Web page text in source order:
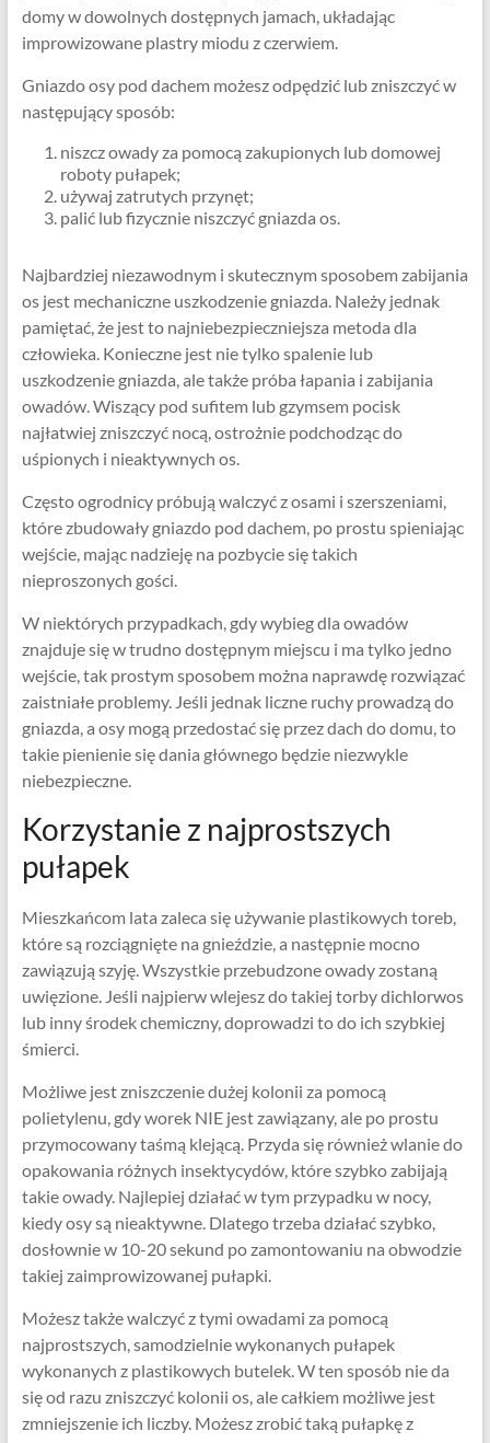
domy w dowolnych dostępnych jamach, układając
improwizowane plastry miodu z czerwiem.
Gniazdo osy pod dachem możesz odpędzić lub zniszczyć w
następujący sposób:
niszcz owady za pomocą zakupionych lub domowej
roboty pułapek;
używaj zatrutych przynęt;
palić lub fizycznie niszczyć gniazda os.
Najbardziej niezawodnym i skutecznym sposobem zabijania
os jest mechaniczne uszkodzenie gniazda. Należy jednak
pamiętać, że jest to najniebezpieczniejsza metoda dla
człowieka. Konieczne jest nie tylko spalenie lub
uszkodzenie gniazda, ale także próba łapania i zabijania
owadów. Wiszący pod sufitem lub gzymsem pocisk
najłatwiej zniszczyć nocą, ostrożnie podchodząc do
uśpionych i nieaktywnych os.
Często ogrodnicy próbują walczyć z osami i szerszeniami,
które zbudowały gniazdo pod dachem, po prostu spieniając
wejście, mając nadzieję na pozbycie się takich
nieproszonych gości.
W niektórych przypadkach, gdy wybieg dla owadów
znajduje się w trudno dostępnym miejscu i ma tylko jedno
wejście, tak prostym sposobem można naprawdę rozwiązać
zaistniałe problemy. Jeśli jednak liczne ruchy prowadzą do
gniazda, a osy mogą przedostać się przez dach do domu, to
takie pienienie się dania głównego będzie niezwykle
niebezpieczne.
Korzystanie z najprostszych
pułapek
Mieszkańcom lata zaleca się używanie plastikowych toreb,
które są rozciągnięte na gnieździe, a następnie mocno
zawiązują szyję. Wszystkie przebudzone owady zostaną
uwięzione. Jeśli najpierw wlejesz do takiej torby dichlorwos
lub inny środek chemiczny, doprowadzi to do ich szybkiej
śmierci.
Możliwe jest zniszczenie dużej kolonii za pomocą
polietylenu, gdy worek NIE jest zawiązany, ale po prostu
przymocowany taśmą klejącą. Przyda się również wlanie do
opakowania różnych insektycydów, które szybko zabijają
takie owady. Najlepiej działać w tym przypadku w nocy,
kiedy osy są nieaktywne. Dlatego trzeba działać szybko,
dosłownie w 10-20 sekund po zamontowaniu na obwodzie
takiej zaimprowizowanej pułapki.
Możesz także walczyć z tymi owadami za pomocą
najprostszych, samodzielnie wykonanych pułapek
wykonanych z plastikowych butelek. W ten sposób nie da
się od razu zniszczyć kolonii os, ale całkiem możliwe jest
zmniejszenie ich liczby. Możesz zrobić taką pułapkę z